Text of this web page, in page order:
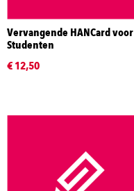
Vervangende HANCard voor
Studenten
€ 12,50